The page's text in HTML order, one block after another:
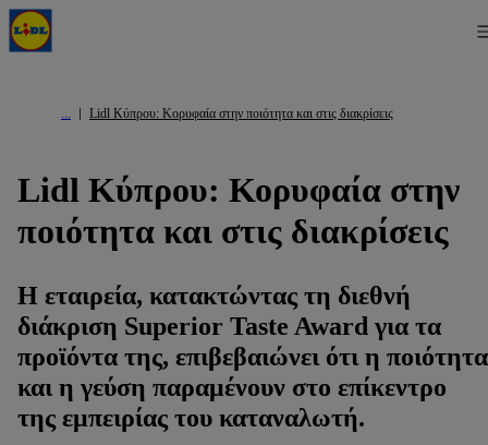
Lidl Κύπρου: Κορυφαία στην ποιότητα και στις διακρίσεις
Lidl Κύπρου: Κορυφαία στην
ποιότητα και στις διακρίσεις
Η εταιρεία, κατακτώντας τη διεθνή
διάκριση Superior Taste Award για τα
προϊόντα της, επιβεβαιώνει ότι η ποιότητα
και η γεύση παραμένουν στο επίκεντρο
της εμπειρίας του καταναλωτή.